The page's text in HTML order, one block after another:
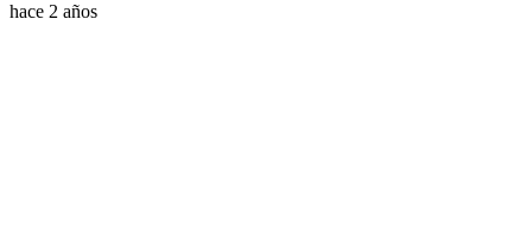
hace 2 años